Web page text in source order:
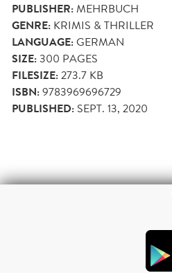
PUBLISHER:MEHRBUCH
GENRE: KRIMIS & THRILLER
LANGUAGE:GERMAN
SIZE:300 PAGES
FILESIZE:273.7 KB
ISBN:9783969696729
PUBLISHED: SEPT. 13, 2020